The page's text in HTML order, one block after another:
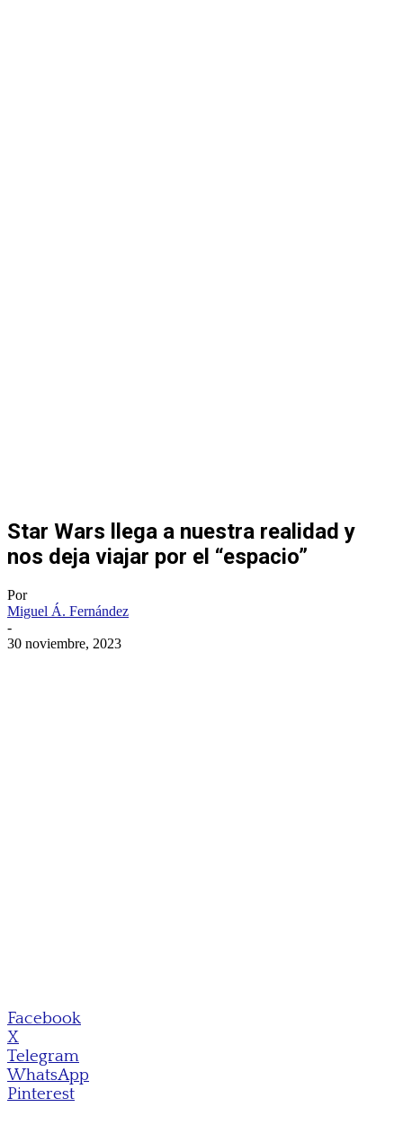
Star Wars llega a nuestra realidad y
nos deja viajar por el “espacio”
Por
Miguel Á. Fernández
-
30 noviembre, 2023
Facebook
X
Telegram
WhatsApp
Pinterest